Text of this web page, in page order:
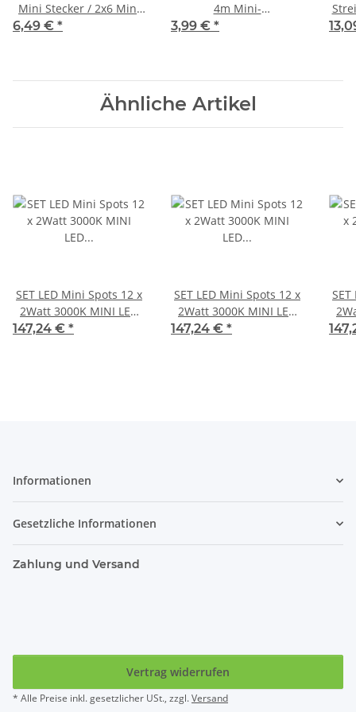
Mini Stecker / 2x6 Mini
Buchse
6,49 € *
4m Mini-
Steckverbindung
3,99 € *
Ähnliche Artikel
SET LED Mini Spots 12 x
2Watt 3000K MINI LED
Einbaustrahler Dimmbar
147,24 € *
SET LED Mini Spots 12 x
2Watt 3000K MINI LED
Einbaustrahler Weiß
147,24 € *
Informationen
Gesetzliche Informationen
Zahlung und Versand
Vertrag widerrufen
* Alle Preise inkl. gesetzlicher USt., zzgl.Versand